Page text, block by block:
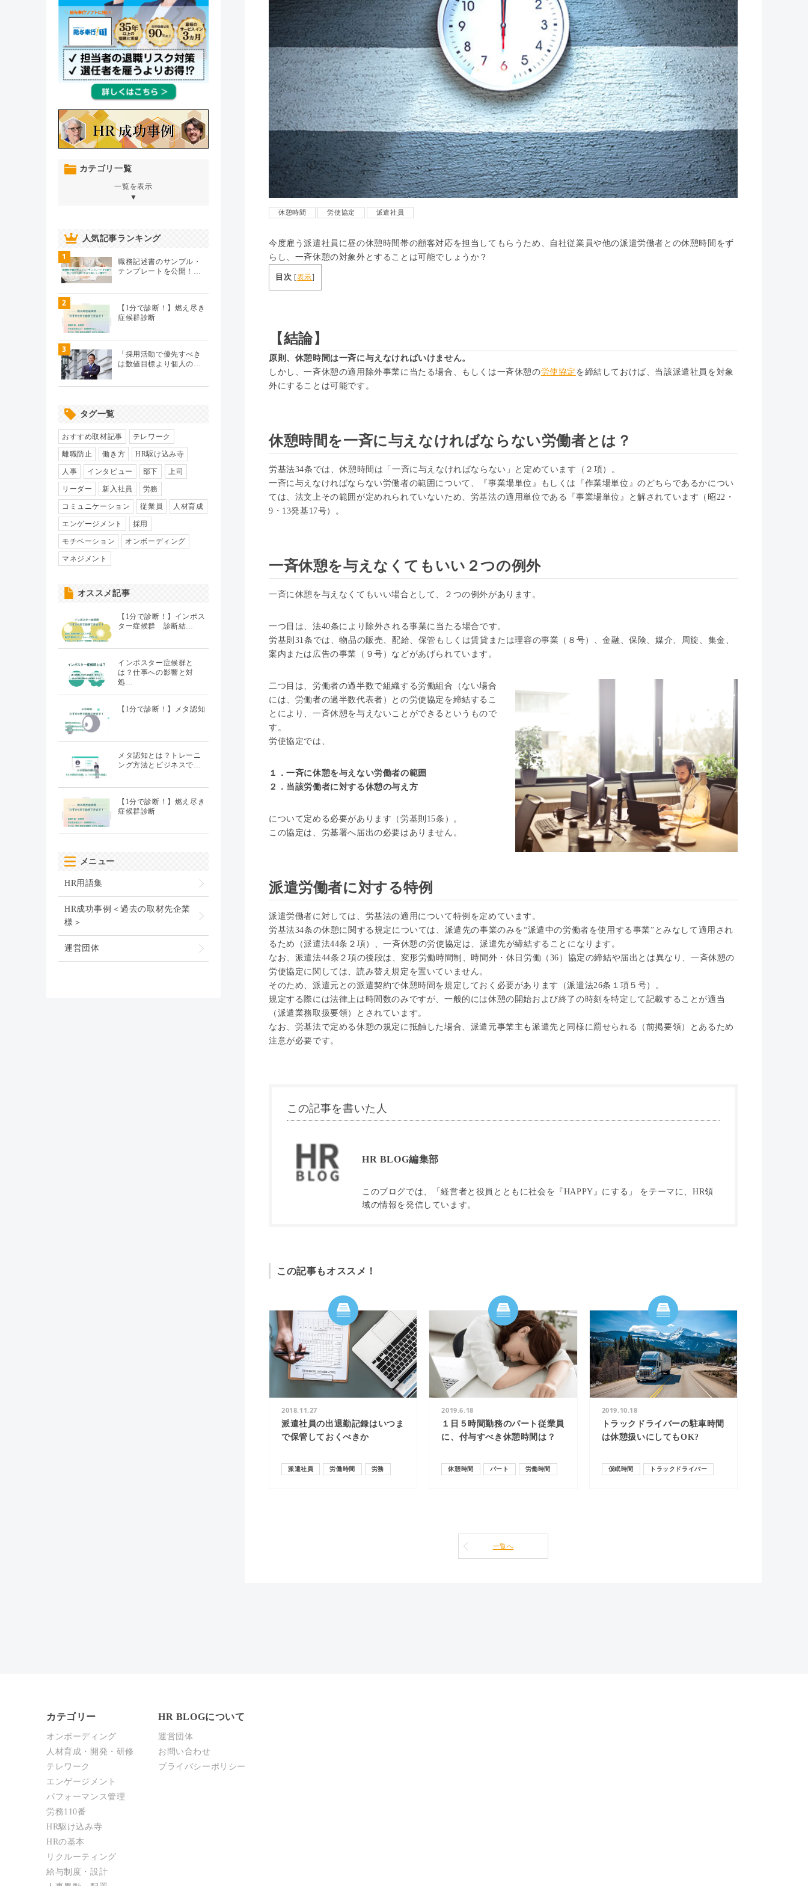
休憩時間 労使協定 派遣社員
今度雇う派遣社員に昼の休憩時間帯の顧客対応を担当してもらうため、自社従業員や他の派遣労働者との休憩時間をず
らし、一斉休憩の対象外とすることは可能でしょうか？
目次 [表示]
【結論】
原則、休憩時間は一斉に与えなければいけません。
しかし、一斉休憩の適用除外事業に当たる場合、もしくは一斉休憩の労使協定 を締結しておけば、当該派遣社員を対象
外にすることは可能です。
休憩時間を一斉に与えなければならない労働者とは？
労基法34条では、休憩時間は「一斉に与えなければならない」と定めています（２項）。
一斉に与えなければならない労働者の範囲について、『事業場単位』もしくは『作業場単位』のどちらであるかについ
ては、法文上その範囲が定めれられていないため、労基法の適用単位である『事業場単位』と解されています（昭22・
9・13発基17号）。
一斉休憩を与えなくてもいい２つの例外
一斉に休憩を与えなくてもいい場合として、２つの例外があります。
一つ目は、法40条により除外される事業に当たる場合です。
労基則31条では、物品の販売、配給、保管もしくは賃貸または理容の事業（８号）、金融、保険、媒介、周旋、集金、
案内または広告の事業（９号）などがあげられています。
二つ目は、労働者の過半数で組織する労働組合（ない場合
には、労働者の過半数代表者）との労使協定を締結するこ
とにより、一斉休憩を与えないことができるというもので
す。
労使協定では、
１．一斉に休憩を与えない労働者の範囲
２．当該労働者に対する休憩の与え方
について定める必要があります（労基則15条）。
この協定は、労基署へ届出の必要はありません。
派遣労働者に対する特例
派遣労働者に対しては、労基法の適用について特例を定めています。
労基法34条の休憩に関する規定については、派遣先の事業のみを“派遣中の労働者を使用する事業”とみなして適用され
るため（派遣法44条２項）、一斉休憩の労使協定は、派遣先が締結することになります。
なお、派遣法44条２項の後段は、変形労働時間制、時間外・休日労働（36）協定の締結や届出とは異なり、一斉休憩の
労使協定に関しては、読み替え規定を置いていません。
そのため、派遣元との派遣契約で休憩時間を規定しておく必要があります（派遣法26条１項５号）。
規定する際には法律上は時間数のみですが、一般的には休憩の開始および終了の時刻を特定して記載することが適当
（派遣業務取扱要領）とされています。
なお、労基法で定める休憩の規定に抵触した場合、派遣元事業主も派遣先と同様に罰せられる（前掲要領）とあるため
注意が必要です。
この記事を書いた人
HR BLOG編集部
このブログでは、「経営者と役員とともに社会を『HAPPY』にする」 をテーマに、HR領
域の情報を発信しています。
この記事もオススメ！
2018.11.27
派遣社員の出退勤記録はいつま
で保管しておくべきか
派遣社員 労働時間 労務
2019.6.18
１日５時間勤務のパート従業員
に、付与すべき休憩時間は？
休憩時間 パート 労働時間
2019.10.18
トラックドライバーの駐車時間
は休憩扱いにしてもOK?
仮眠時間 トラックドライバー
一覧へ
カテゴリ一覧
一覧を表示
▼
人材育成・開発・研修 （106）
エンゲージメント（104）
パフォーマンス管理（112）
HR駆け込み寺
HRの基本（33）
リクルーティング（19）
給与制度・設計（8）
人事異動・配置（7）
人気記事ランキング
1
職務記述書のサンプル・
テンプレートを公開！…
2
【1分で診断！】燃え尽き
症候群診断
3
「採用活動で優先すべき
は数値目標より個人の…
タグ一覧
おすすめ取材記事 テレワーク
離職防止 働き方 HR駆け込み寺
人事 インタビュー 部下 上司
リーダー 新入社員 労務
コミュニケーション 従業員 人材育成
エンゲージメント 採用
モチベーション オンボーディング
マネジメント
オススメ記事
【1分で診断！】インポス
ター症候群 診断結…
インポスター症候群と
は？仕事への影響と対
処…
【1分で診断！】メタ認知
メタ認知とは？トレーニ
ング方法とビジネスで…
【1分で診断！】燃え尽き
症候群診断
メニュー
HR用語集
HR成功事例＜過去の取材先企業
様＞
運営団体
カテゴリー
オンボーディング
人材育成・開発・研修
テレワーク
エンゲージメント
パフォーマンス管理
労務110番
HR駆け込み寺
HRの基本
リクルーティング
給与制度・設計
HR BLOGについて
運営団体
お問い合わせ
プライバシーポリシー